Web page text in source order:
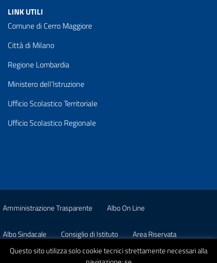
LINK UTILI
Comune di Cerro Maggiore
Città di Milano
Regione Lombardia
Ministero dell’Istruzione
Ufficio Scolastico Territoriale
Ufficio Scolastico Regionale
Amministrazione Trasparente Albo On Line
Albo Sindacale Consiglio di Istituto Area Riservata
Questo sito utilizza solo cookie tecnici strettamente necessari alla